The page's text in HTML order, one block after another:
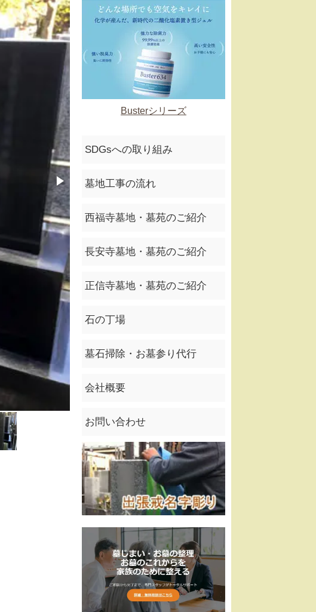
Busterシリーズ
SDGsへの取り組み
墓地工事の流れ
西福寺墓地・墓苑のご紹介
長安寺墓地・墓苑のご紹介
正信寺墓地・墓苑のご紹介
石の丁場
墓石掃除・お墓参り代行
会社概要
お問い合わせ